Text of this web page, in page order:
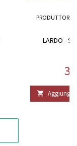
PRODUTTORE:
LARDO -
 Aggiungi